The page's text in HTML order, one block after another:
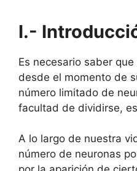
I.-
Es necesario saber
desde el momento de
número limitado de
facultad de dividirse,
A lo largo de nuestra
número de neuronas